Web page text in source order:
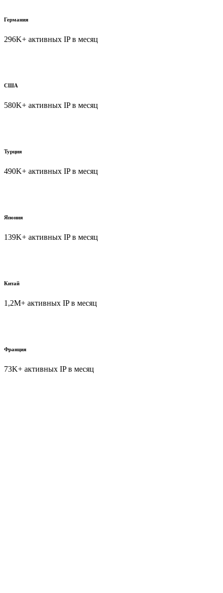
Германия
296K+ активных IP в месяц
США
580K+ активных IP в месяц
Турция
490K+ активных IP в месяц
Япония
139K+ активных IP в месяц
Китай
1,2M+ активных IP в месяц
Франция
73K+ активных IP в месяц